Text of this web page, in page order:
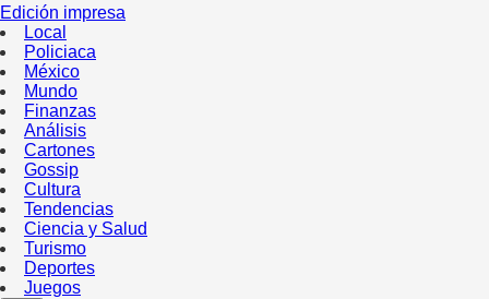
Edición impresa
Local
Policiaca
México
Mundo
Finanzas
Análisis
Cartones
Gossip
Cultura
Tendencias
Ciencia y Salud
Turismo
Deportes
Juegos